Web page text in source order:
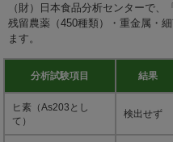
（財）日本食品分析センターで、
残留農薬（450種類）・重金属・
ます。
分析試験項目 結果
ヒ素（As203とし
て）
検出せず